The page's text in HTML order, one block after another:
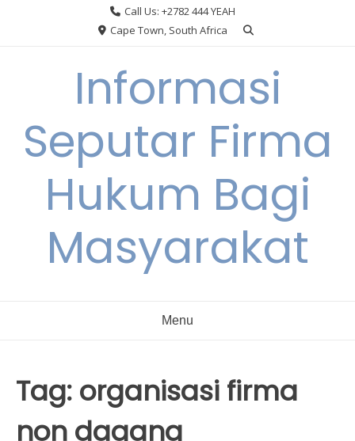
Call Us: +2782 444 YEAH
Cape Town, South Africa
Informasi
Seputar Firma
Hukum Bagi
Masyarakat
Menu
Tag: organisasi firma
non dagang